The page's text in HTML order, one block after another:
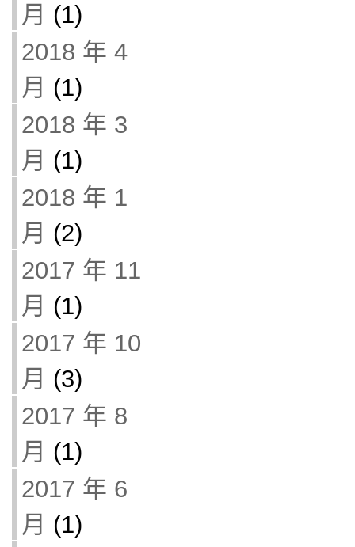
月 (1)
2018 年 4
月 (1)
2018 年 3
月 (1)
2018 年 1
月 (2)
2017 年 11
月 (1)
2017 年 10
月 (3)
2017 年 8
月 (1)
2017 年 6
月 (1)